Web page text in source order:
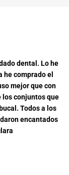
dental. Lo he
he comprado el
mejor que con
conjuntos que
Todos a los
encantados